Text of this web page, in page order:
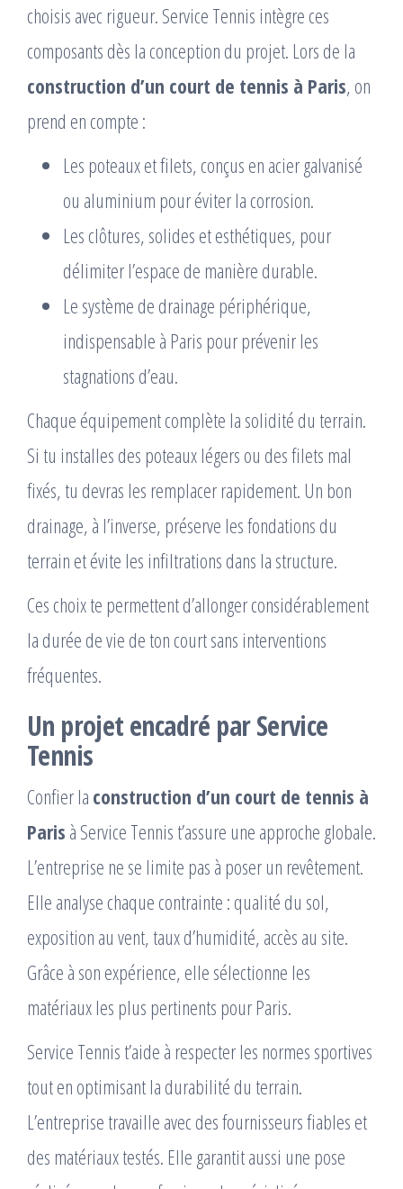
choisis avec rigueur. Service Tennis intègre ces
composants dès la conception du projet. Lors de la
construction d’un court de tennis à Paris, on
prend en compte :
Les poteaux et filets, conçus en acier galvanisé
ou aluminium pour éviter la corrosion.
Les clôtures, solides et esthétiques, pour
délimiter l’espace de manière durable.
Le système de drainage périphérique,
indispensable à Paris pour prévenir les
stagnations d’eau.
Chaque équipement complète la solidité du terrain.
Si tu installes des poteaux légers ou des filets mal
fixés, tu devras les remplacer rapidement. Un bon
drainage, à l’inverse, préserve les fondations du
terrain et évite les infiltrations dans la structure.
Ces choix te permettent d’allonger considérablement
la durée de vie de ton court sans interventions
fréquentes.
Un projet encadré par Service
Tennis
Confier la construction d’un court de tennis à
Paris à Service Tennis t’assure une approche globale.
L’entreprise ne se limite pas à poser un revêtement.
Elle analyse chaque contrainte : qualité du sol,
exposition au vent, taux d’humidité, accès au site.
Grâce à son expérience, elle sélectionne les
matériaux les plus pertinents pour Paris.
Service Tennis t’aide à respecter les normes sportives
tout en optimisant la durabilité du terrain.
L’entreprise travaille avec des fournisseurs fiables et
des matériaux testés. Elle garantit aussi une pose